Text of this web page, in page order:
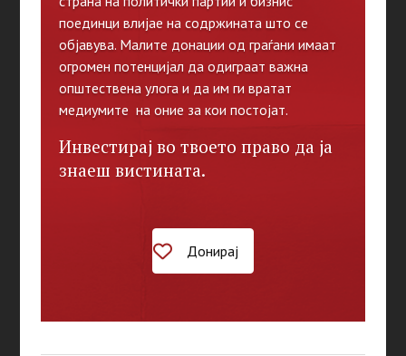
поединци влијае на содржината што се
објавува. Малите донации од граѓани имаат
огромен потенцијал да одиграат важна
општествена улога и да им ги вратат
медиумите на оние за кои постојат.
Инвестирај во твоето право да ја
знаеш вистината.
Донирај